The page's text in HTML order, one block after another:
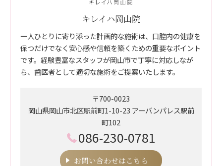
キレイハ岡山院
一人ひとりに寄り添った計画的な施術は、口腔内の健康を
保つだけでなく安心感や信頼を築くための重要なポイント
です。経験豊富なスタッフが岡山市で丁寧に対応しなが
ら、歯医者として適切な施術をご提案いたします。
〒700-0023
岡山県岡山市北区駅前町1-10-23 アーバンパレス駅前
町102
086-230-0781
お問い合わせはこちら